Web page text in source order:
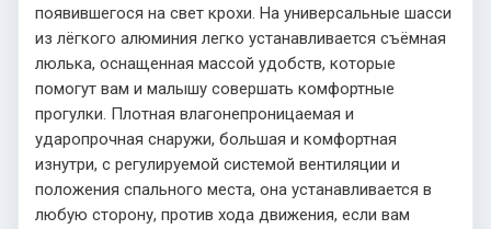
появившегося на свет крохи. На универсальные шасси
из лёгкого алюминия легко устанавливается съёмная
люлька, оснащенная массой удобств, которые
помогут вам и малышу совершать комфортные
прогулки. Плотная влагонепроницаемая и
ударопрочная снаружи, большая и комфортная
изнутри, с регулируемой системой вентиляции и
положения спального места, она устанавливается в
любую сторону, против хода движения, если вам